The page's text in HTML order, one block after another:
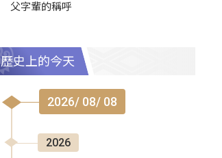
父字輩的稱呼
歷史上的今天
2026/ 08/ 08
2026